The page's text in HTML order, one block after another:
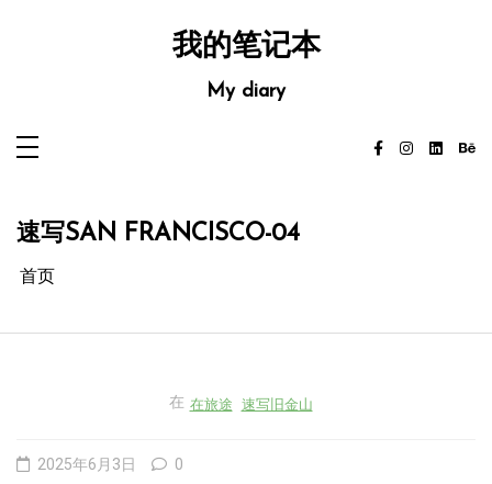
我的笔记本
My diary
速写SAN FRANCISCO-04
首页
在 在旅途 速写旧金山
2025年6月3日 0